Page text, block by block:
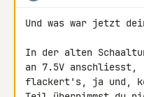
Und was war jetzt
In der alten
an 7.5V anschliesst,
flackert's, ja und,